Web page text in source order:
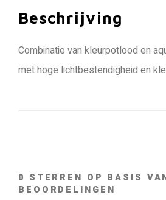
Beschrijving
Combinatie van kleurpotlood en
met hoge lichtbestendigheid en
0 STERREN OP BASIS
BEOORDELINGEN